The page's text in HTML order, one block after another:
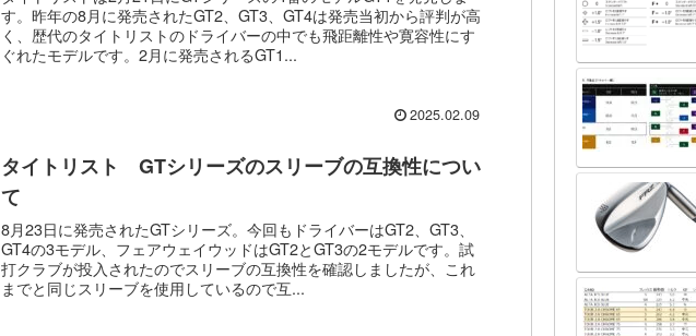
す。昨年の8月に発売されたGT2、GT3、GT4は発売当初から評判が高
く、歴代のタイトリストのドライバーの中でも飛距離性や寛容性にす
ぐれたモデルです。2月に発売されるGT1...
2025.02.09
タイトリスト GTシリーズのスリーブの互換性につい
て
8月23日に発売されたGTシリーズ。今回もドライバーはGT2、GT3、
GT4の3モデル、フェアウェイウッドはGT2とGT3の2モデルです。試
打クラブが投入されたのでスリーブの互換性を確認しましたが、これ
までと同じスリーブを使用しているので互...